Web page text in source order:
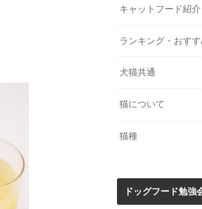
キャットフード紹介
ランキング・おすす
犬猫共通
猫について
猫種
ドッグフード勉強